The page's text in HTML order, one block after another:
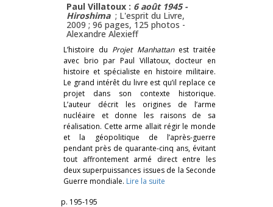
Paul Villatoux : 6 août 1945 -
Hiroshima ; L'esprit du Livre,
2009 ; 96 pages, 125 photos -
Alexandre Alexieff
L’histoire du Projet Manhattan est traitée
avec brio par Paul Villatoux, docteur en
histoire et spécialiste en histoire militaire.
Le grand intérêt du livre est qu’il replace ce
projet dans son contexte historique.
L’auteur décrit les origines de l’arme
nucléaire et donne les raisons de sa
réalisation. Cette arme allait régir le monde
et la géopolitique de l’après-guerre
pendant près de quarante-cinq ans, évitant
tout affrontement armé direct entre les
deux superpuissances issues de la Seconde
Guerre mondiale. Lire la suite
p. 195-195